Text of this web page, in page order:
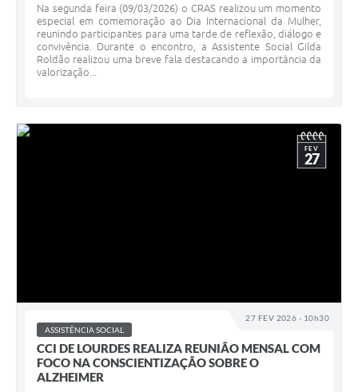
Na segunda feira (09/03/2026) o CRAS realizou um momento
especial em comemoração ao Dia Internacional da Mulher,
reunindo participantes para uma tarde de reflexão, diálogo e
convivência. Durante o encontro, a Assistente Social Gilda
Roldão realizou uma breve fala destacando a importância da
valorização...
27 FEV 2026 - 10h30
FEV
27
ASSISTÊNCIA SOCIAL
CCI DE LOURDES REALIZA REUNIÃO MENSAL COM
FOCO NA CONSCIENTIZAÇÃO SOBRE O
ALZHEIMER